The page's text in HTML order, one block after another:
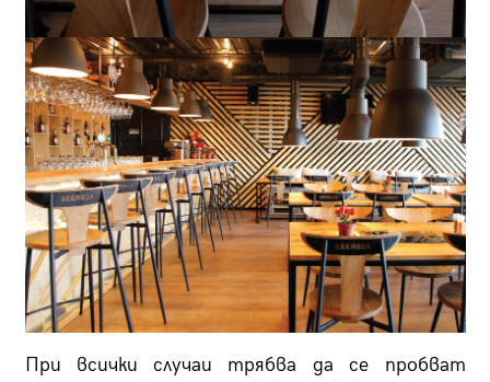
При всички случаи трябва да се пробват